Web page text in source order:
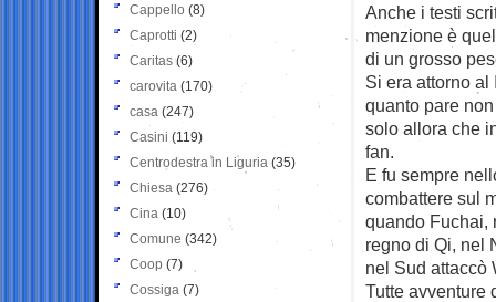
Anche i testi
menzione è
di un grosso
Si era attorno al
quanto pare
solo allora che
fan.
E fu sempre
combattere sul
quando Fuchai,
regno di Qi, nel
nel Sud attaccò
Tutte avventure
Cappello (8)
Caprotti (2)
Caritas (6)
carovita (170)
casa (247)
Casini (119)
Centrodestra in Liguria (35)
Chiesa (276)
Cina (10)
Comune (342)
Coop (7)
Cossiga (7)